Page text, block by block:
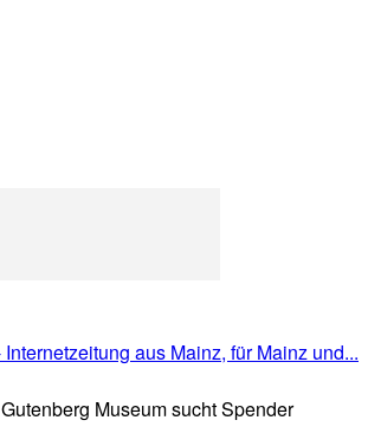
Gutenberg Museum sucht Spender